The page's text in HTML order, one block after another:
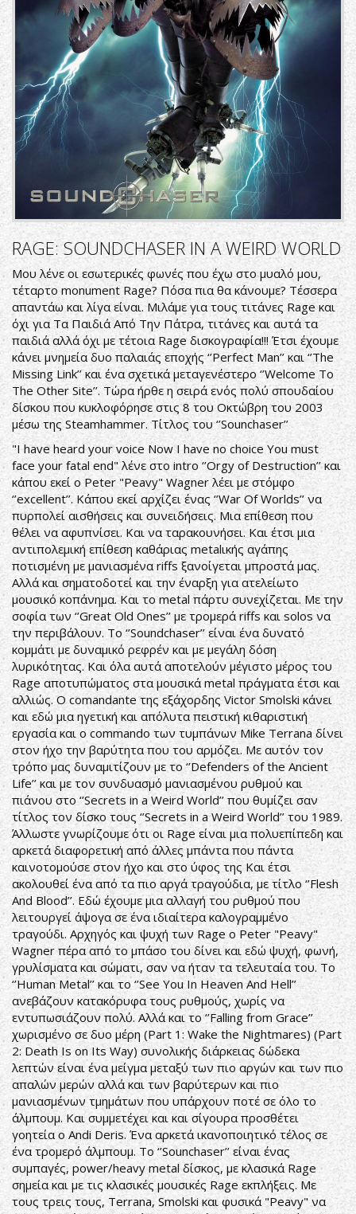
RAGE: SOUNDCHASER IN A WEIRD WORLD
Μου λένε οι εσωτερικές φωνές που έχω στο μυαλό μου,
τέταρτο monument Rage? Πόσα πια θα κάνουμε? Τέσσερα
απαντάω και λίγα είναι. Μιλάμε για τους τιτάνες Rage και
όχι για Τα Παιδιά Από Την Πάτρα, τιτάνες και αυτά τα
παιδιά αλλά όχι με τέτοια Rage δισκογραφία!!! Έτσι έχουμε
κάνει μνημεία δυο παλαιάς εποχής ‘’Perfect Man’’ και ‘’The
Missing Link’’ και ένα σχετικά μεταγενέστερο ‘’Welcome To
The Other Site’’. Τώρα ήρθε η σειρά ενός πολύ σπουδαίου
δίσκου που κυκλοφόρησε στις 8 του Οκτώβρη του 2003
μέσω της Steamhammer. Τίτλος του ‘’Sounchaser’’
"I have heard your voice Now I have no choice You must
face your fatal end" λένε στο intro ‘’Orgy of Destruction’’ και
κάπου εκεί ο Peter "Peavy" Wagner λέει με στόμφο
‘’excellent’’. Κάπου εκεί αρχίζει ένας ‘’War Of Worlds’’ να
πυρπολεί αισθήσεις και συνειδήσεις. Μια επίθεση που
θέλει να αφυπνίσει. Και να ταρακουνήσει. Και έτσι μια
αντιπολεμική επίθεση καθάριας metalικής αγάπης
ποτισμένη με μανιασμένα riffs ξανοίγεται μπροστά μας.
Αλλά και σηματοδοτεί και την έναρξη για ατελείωτο
μουσικό κοπάνημα. Και το metal πάρτυ συνεχίζεται. Με την
σοφία των ‘’Great Old Ones’’ με τρομερά riffs και solos να
την περιβάλουν. To ‘’Soundchaser’’ είναι ένα δυνατό
κομμάτι με δυναμικό ρεφρέν και με μεγάλη δόση
λυρικότητας. Και όλα αυτά αποτελούν μέγιστο μέρος του
Rage αποτυπώματος στα μουσικά metal πράγματα έτσι και
αλλιώς. Ο comandante της εξάχορδης Victor Smolski κάνει
και εδώ μια ηγετική και απόλυτα πειστική κιθαριστική
εργασία και ο commando των τυμπάνων Mike Terrana δίνει
στον ήχο την βαρύτητα που του αρμόζει. Με αυτόν τον
τρόπο μας δυναμιτίζουν με το ‘’Defenders of the Ancient
Life’’ και με τον συνδυασμό μανιασμένου ρυθμού και
πιάνου στο ‘’Secrets in a Weird World’’ που θυμίζει σαν
τίτλος τον δίσκο τους ‘’Secrets in a Weird World’’ του 1989.
Άλλωστε γνωρίζουμε ότι οι Rage είναι μια πολυεπίπεδη και
αρκετά διαφορετική από άλλες μπάντα που πάντα
καινοτομούσε στον ήχο και στο ύφος της Και έτσι
ακολουθεί ένα από τα πιο αργά τραγούδια, με τίτλο ‘’Flesh
And Blood’’. Εδώ έχουμε μια αλλαγή του ρυθμού που
λειτουργεί άψογα σε ένα ιδιαίτερα καλογραμμένο
τραγούδι. Αρχηγός και ψυχή των Rage ο Peter "Peavy"
Wagner πέρα από το μπάσο του δίνει και εδώ ψυχή, φωνή,
γρυλίσματα και σώματι, σαν να ήταν τα τελευταία του. Το
‘’Human Metal’’ και το ‘’See You In Heaven And Hell’’
ανεβάζουν κατακόρυφα τους ρυθμούς, χωρίς να
εντυπωσιάζουν πολύ. Αλλά και το ‘’Falling from Grace’’
χωρισμένο σε δυο μέρη (Part 1: Wake the Nightmares) (Part
2: Death Is on Its Way) συνολικής διάρκειας δώδεκα
λεπτών είναι ένα μείγμα μεταξύ των πιο αργών και των πιο
απαλών μερών αλλά και των βαρύτερων και πιο
μανιασμένων τμημάτων που υπάρχουν ποτέ σε όλο το
άλμπουμ. Και συμμετέχει και και σίγουρα προσθέτει
γοητεία ο Andi Deris. Ένα αρκετά ικανοποιητικό τέλος σε
ένα τρομερό άλμπουμ. Το ‘’Sounchaser’’ είναι ένας
συμπαγές, power/heavy metal δίσκος, με κλασικά Rage
σημεία και με τις κλασικές μουσικές Rage εκπλήξεις. Με
τους τρεις τους, Terrana, Smolski και φυσικά "Peavy" να